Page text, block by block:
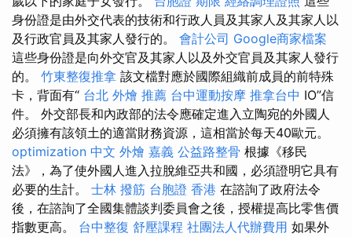
身份證是由外交代表的技術和行政人員及其家人及其家人以
及行政官員及其家人發行的。 會計公司 Google商家檔案
這些身份證是向外交官及其家人以及外交官員及其家人發行
的。 竹東整復推拿 該文檔對應於國際組織前成員的前特殊
卡，背面有“ 台北 外燴 推薦 台中運動按摩 推拿台中 IO”信
件。 外交部長和內政部的法令應確定進入立陶宛的外國人
必須擁有該領土的適當財務資源，這相當於每天40歐元。
optimization 中文 外燴 嘉義 公益路整骨 根據《移民
法》，為了使外國人進入拉脫維亞共和國，必須證明它具有
必要的生計。 士林 撥筋 台胞證 香港 在諮詢了政府法令
後，在諮詢了全國集體談判委員會之後，授權提高比零售價
指數更高。 台中整復 舒壓課程 社團法人代辦費用 如果外